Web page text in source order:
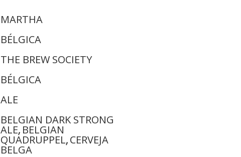
MARTHA
BÉLGICA
THE BREW SOCIETY
BÉLGICA
ALE
BELGIAN DARK STRONG
ALE, BELGIAN
QUADRUPPEL, CERVEJA
BELGA